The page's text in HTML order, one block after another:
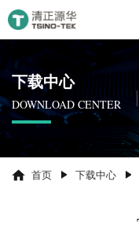
下载中心
DOWNLOAD CENTER
首页 下载中心